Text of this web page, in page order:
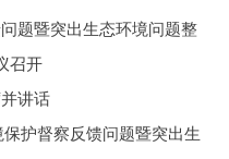
题暨突出生态环境问题整
召开
讲话
护督察反馈问题暨突出生